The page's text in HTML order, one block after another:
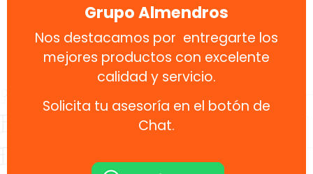
Grupo Almendros
Nos destacamos por entregarte los
mejores productos con excelente
calidad y servicio.
Solicita tu asesoría en el botón de
Chat.